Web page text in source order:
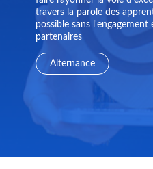
travers la parole des
possible sans
partenaires
Alternance